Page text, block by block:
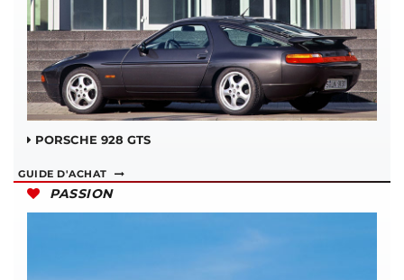
PORSCHE 928 GTS
GUIDE D'ACHAT
PASSION